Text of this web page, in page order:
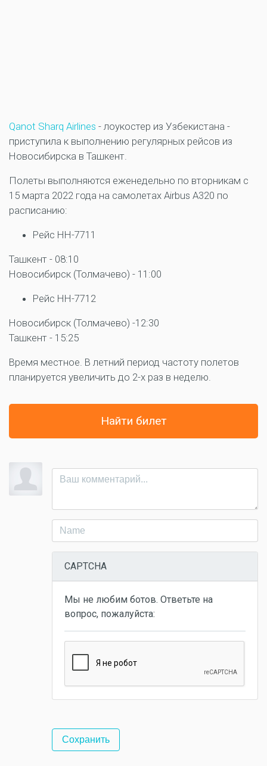
Qanot Sharq Airlines - лоукостер из Узбекистана -
приступила к выполнению регулярных рейсов из
Новосибирска в Ташкент.
Полеты выполняются еженедельно по вторникам с
15 марта 2022 года на самолетах Airbus A320 по
расписанию:
Рейс HH-7711
Ташкент - 08:10
Новосибирск (Толмачево) - 11:00
Рейс HH-7712
Новосибирск (Толмачево) -12:30
Ташкент - 15:25
Время местное. В летний период частоту полетов
планируется увеличить до 2-х раз в неделю.
Найти билет
CAPTCHA
Мы не любим ботов. Ответьте на
вопрос, пожалуйста: